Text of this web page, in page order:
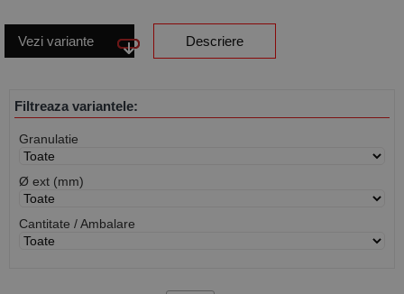
Vezi variante Descriere
Filtreaza variantele:
Granulatie
Ø ext (mm)
Cantitate / Ambalare